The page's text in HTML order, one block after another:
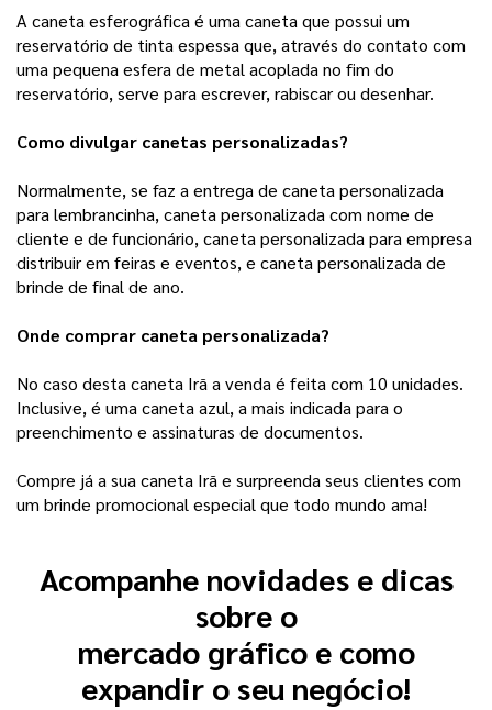
A caneta esferográfica é uma caneta que possui um
reservatório de tinta espessa que, através do contato com
uma pequena esfera de metal acoplada no fim do
reservatório, serve para escrever, rabiscar ou desenhar.
Como divulgar canetas personalizadas?
Normalmente, se faz a entrega de caneta personalizada
para lembrancinha, caneta personalizada com nome de
cliente e de funcionário, caneta personalizada para empresa
distribuir em feiras e eventos, e caneta personalizada de
brinde de final de ano.
Onde comprar caneta personalizada?
No caso desta caneta Irã a venda é feita com 10 unidades.
Inclusive, é uma caneta azul, a mais indicada para o
preenchimento e assinaturas de documentos.
Compre já a sua caneta Irã e surpreenda seus clientes com
um brinde promocional especial que todo mundo ama!
Acompanhe novidades e dicas
sobre o
mercado gráfico e como
expandir o seu negócio!